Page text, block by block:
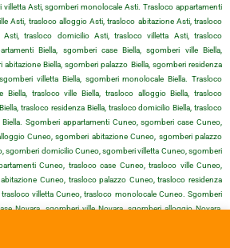
Asti, sgomberi monolocale Asti. Trasloco appartamenti
Asti, trasloco alloggio Asti, trasloco abitazione Asti, trasloco
Asti, trasloco domicilio Asti, trasloco villetta Asti, trasloco
Biella, sgomberi case Biella, sgomberi ville Biella,
Biella, sgomberi palazzo Biella, sgomberi residenza
villetta Biella, sgomberi monolocale Biella. Trasloco
Biella, trasloco ville Biella, trasloco alloggio Biella, trasloco
trasloco residenza Biella, trasloco domicilio Biella, trasloco
Sgomberi appartamenti Cuneo, sgomberi case Cuneo,
Cuneo, sgomberi abitazione Cuneo, sgomberi palazzo
sgomberi domicilio Cuneo, sgomberi villetta Cuneo, sgomberi
Cuneo, trasloco case Cuneo, trasloco ville Cuneo,
Cuneo, trasloco palazzo Cuneo, trasloco residenza
villetta Cuneo, trasloco monolocale Cuneo. Sgomberi
Novara, sgomberi ville Novara, sgomberi alloggio Novara,
Novara, sgomberi monolocale Novara. Trasloco appartamenti